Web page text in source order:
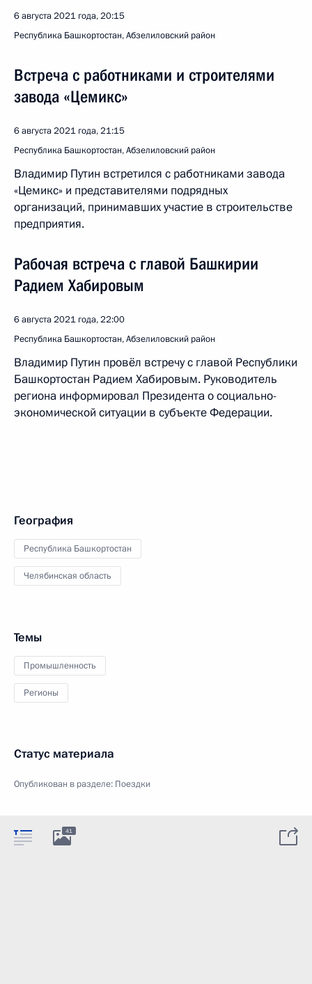
6 августа 2021 года, 20:15
Республика Башкортостан, Абзелиловский район
Встреча с работниками и строителями
завода «Цемикс»
6 августа 2021 года, 21:15
Республика Башкортостан, Абзелиловский район
Владимир Путин встретился с работниками завода
«Цемикс» и представителями подрядных
организаций, принимавших участие в строительстве
предприятия.
Рабочая встреча с главой Башкирии
Радием Хабировым
6 августа 2021 года, 22:00
Республика Башкортостан, Абзелиловский район
Владимир Путин провёл встречу с главой Республики
Башкортостан Радием Хабировым. Руководитель
региона информировал Президента о социально-
экономической ситуации в субъекте Федерации.
География
Республика Башкортостан
Челябинская область
Темы
Промышленность
Регионы
Статус материала
Опубликован в разделе: Поездки
41